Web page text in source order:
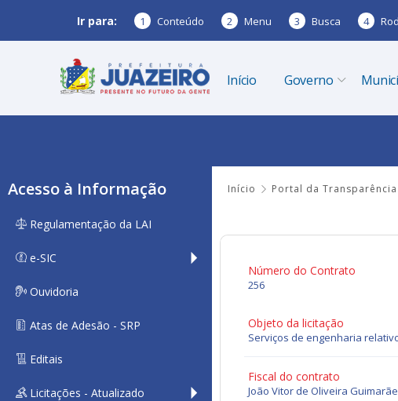
Ir para: 1 Conteúdo 2 Menu 3 Busca 4
Início Governo
Início Portal da Transparência
Acesso à Informação
Regulamentação da LAI
e-SIC
Ouvidoria
Atas de Adesão - SRP
Editais
Licitações - Atualizado
Número do Contrato
256
Objeto da licitação
Serviços de engenharia
Fiscal do contrato
João Vitor de Oliveira